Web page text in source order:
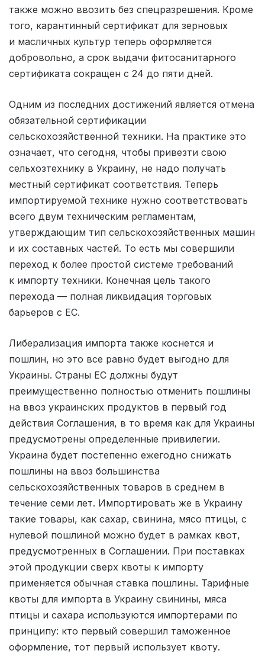
также можно ввозить без спецразрешения. Кроме
того, карантинный сертификат для зерновых
и масличных культур теперь оформляется
добровольно, а срок выдачи фитосанитарного
сертификата сокращен с 24 до пяти дней.
Одним из последних достижений является отмена
обязательной сертификации
сельскохозяйственной техники. На практике это
означает, что сегодня, чтобы привезти свою
сельхозтехнику в Украину, не надо получать
местный сертификат соответствия. Теперь
импортируемой технике нужно соответствовать
всего двум техническим регламентам,
утверждающим тип сельскохозяйственных машин
и их составных частей. То есть мы совершили
переход к более простой системе требований
к импорту техники. Конечная цель такого
перехода — полная ликвидация торговых
барьеров с ЕС.
Либерализация импорта также коснется и
пошлин, но это все равно будет выгодно для
Украины. Страны ЕС должны будут
преимущественно полностью отменить пошлины
на ввоз украинских продуктов в первый год
действия Соглашения, в то время как для Украины
предусмотрены определенные привилегии.
Украина будет постепенно ежегодно снижать
пошлины на ввоз большинства
сельскохозяйственных товаров в среднем в
течение семи лет. Импортировать же в Украину
такие товары, как сахар, свинина, мясо птицы, с
нулевой пошлиной можно будет в рамках квот,
предусмотренных в Соглашении. При поставках
этой продукции сверх квоты к импорту
применяется обычная ставка пошлины. Тарифные
квоты для импорта в Украину свинины, мяса
птицы и сахара используются импортерами по
принципу: кто первый совершил таможенное
оформление, тот первый использует квоту.